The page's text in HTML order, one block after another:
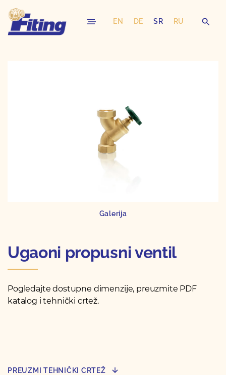
EN DE SR RU
Galerija
Ugaoni propusni ventil
Pogledajte dostupne dimenzije, preuzmite PDF
katalog i tehnički crtež.
PREUZMI TEHNIČKI CRTEŽ